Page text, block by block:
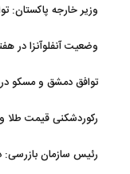
وزیر خارجه پاکستان:
وضعیت آنفلوآنزا در
توافق دمشق و مسکو
رکوردشکنی قیمت طلا و ارز؛ سکه
رئیس سازمان بازرسی: